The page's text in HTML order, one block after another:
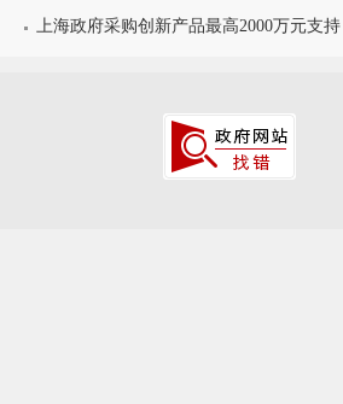
上海政府采购创新产品最高2000万元支持